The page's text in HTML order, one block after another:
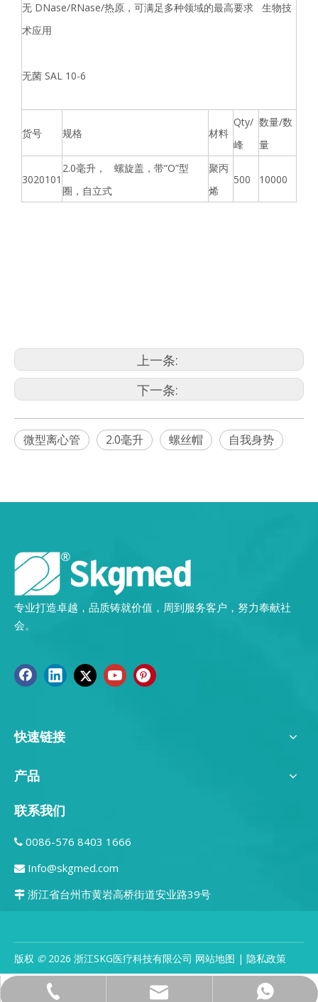
无 DNase/RNase/热原，可满足多种领域的最高要求 生物技
术应用
无菌 SAL 10-6
货号 规格 材料
Qty/
峰
数量/数
量
3020101
2.0毫升， 螺旋盖，带“O”型
圈，自立式
聚丙
烯
500 10000
上一条:
下一条:
微型离心管 2.0毫升 螺丝帽 自我身势
专业打造卓越，品质铸就价值，周到服务客户，努力奉献社
会。
快速链接
0086-576 8403 1666
Info@skgmed.com
008613676669696
产品
联系我们
 0086-576 8403 1666
 Info@skgmed.com
 浙江省台州市黄岩高桥街道安业路39号
版权 © 2026 浙江SKG医疗科技有限公司 网站地图 | 隐私政策